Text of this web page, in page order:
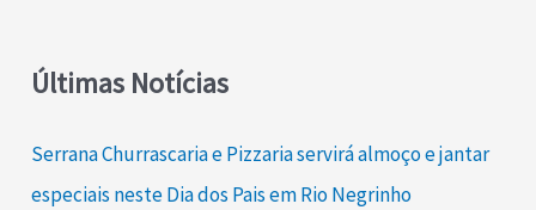
Últimas Notícias
Serrana Churrascaria e Pizzaria servirá almoço e jantar
especiais neste Dia dos Pais em Rio Negrinho